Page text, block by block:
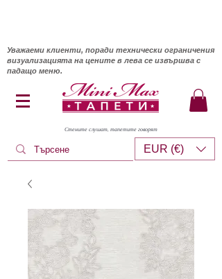
Уважаеми клиенти, поради технически ограничения
визуализацията на цените в лева се извършва с
падащо меню.
Стените слушат, тапетите говорят
EUR (€)